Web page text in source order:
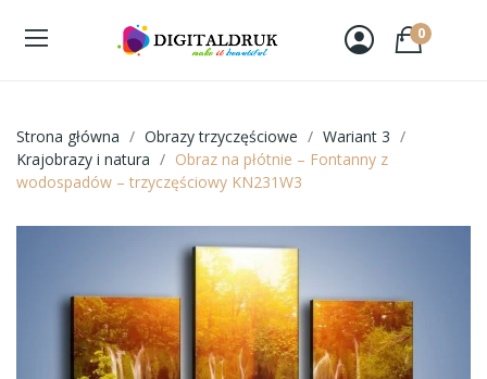
0
Strona główna Obrazy trzyczęściowe
Wariant 3
Krajobrazy i natura
Obraz na płótnie – Fontanny z
wodospadów – trzyczęściowy KN231W3